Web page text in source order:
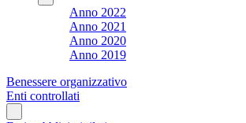
Anno 2022
Anno 2021
Anno 2020
Anno 2019
Benessere organizzativo
Enti controllati